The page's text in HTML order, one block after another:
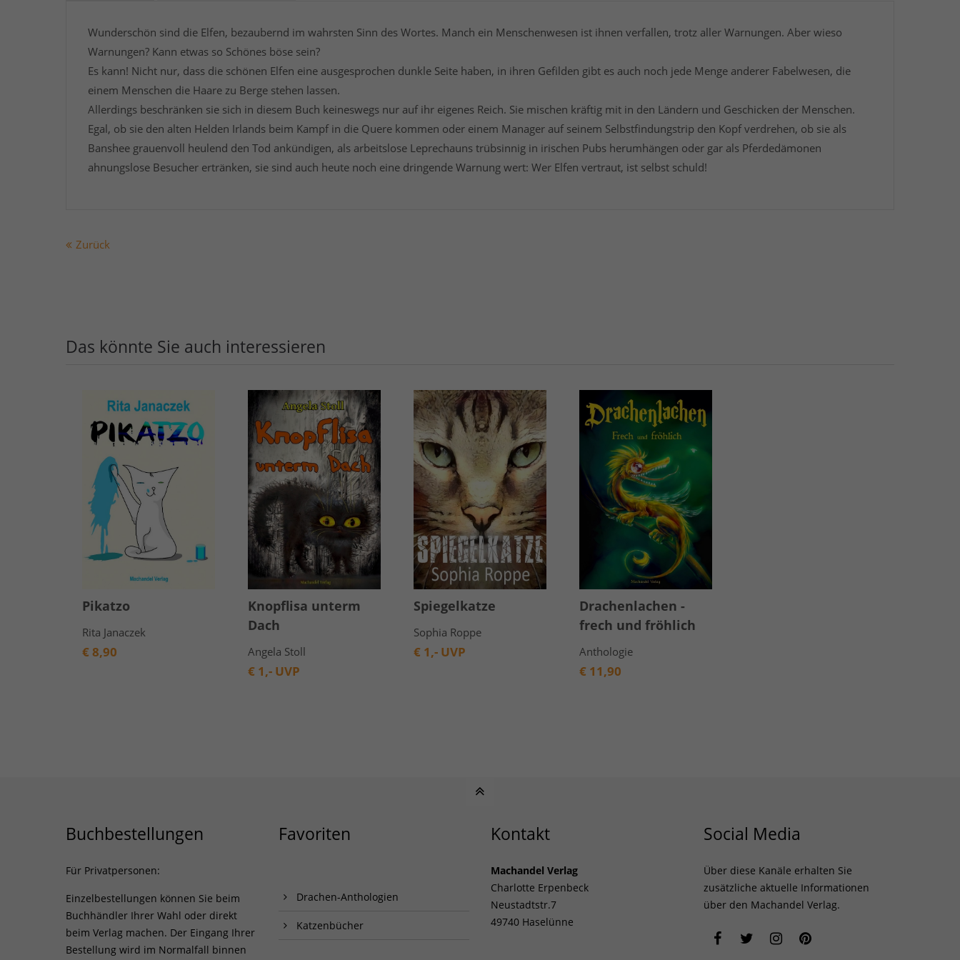
Wunderschön sind die Elfen, bezaubernd im wahrsten Sinn des Wortes. Manch ein Menschenwesen ist ihnen verfallen, trotz aller Warnungen. Aber wieso
Warnungen? Kann etwas so Schönes böse sein?
Es kann! Nicht nur, dass die schönen Elfen eine ausgesprochen dunkle Seite haben, in ihren Gefilden gibt es auch noch jede Menge anderer Fabelwesen, die
einem Menschen die Haare zu Berge stehen lassen.
Allerdings beschränken sie sich in diesem Buch keineswegs nur auf ihr eigenes Reich. Sie mischen kräftig mit in den Ländern und Geschicken der Menschen.
Egal, ob sie den alten Helden Irlands beim Kampf in die Quere kommen oder einem Manager auf seinem Selbstfindungstrip den Kopf verdrehen, ob sie als
Banshee grauenvoll heulend den Tod ankündigen, als arbeitslose Leprechauns trübsinnig in irischen Pubs herumhängen oder gar als Pferdedämonen
ahnungslose Besucher ertränken, sie sind auch heute noch eine dringende Warnung wert: Wer Elfen vertraut, ist selbst schuld!
Zurück
Das könnte Sie auch interessieren
Pikatzo
Rita Janaczek
€8,90
Knopflisa unterm
Dach
Angela Stoll
€ 1,- UVP
Spiegelkatze
Sophia Roppe
€ 1,- UVP
Drachenlachen -
frech und fröhlich
Anthologie
€ 11,90
Buchbestellungen
Für Privatpersonen:
Einzelbestellungen können Sie beim
Buchhändler Ihrer Wahl oder direkt
beim Verlag machen. Der Eingang Ihrer
Bestellung wird im Normalfall binnen
Favoriten
Drachen-Anthologien
Katzenbücher
Kontakt
Machandel Verlag
Charlotte Erpenbeck
Neustadtstr.7
49740 Haselünne
Social Media
Über diese Kanäle erhalten Sie
zusätzliche aktuelle Informationen
über den Machandel Verlag.